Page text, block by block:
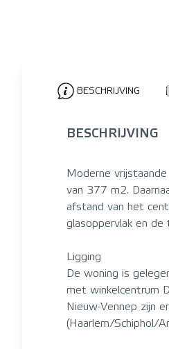
BESCHRIJVING
BESCHRIJVING
Moderne
van 377 m2.
afstand van het
glasoppervlak en
Ligging
De woning is
met winkelcentrum
Nieuw-Vennep zijn
(Haarlem/Schiphol/